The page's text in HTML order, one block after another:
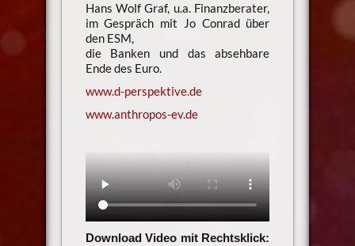
Hans Wolf Graf, u.a. Finanzberater,
im Gespräch mit Jo Conrad über
den ESM,
die Banken und das absehbare
Ende des Euro.
www.d-perspektive.de
www.anthropos-ev.de
Download Video mit Rechtsklick: